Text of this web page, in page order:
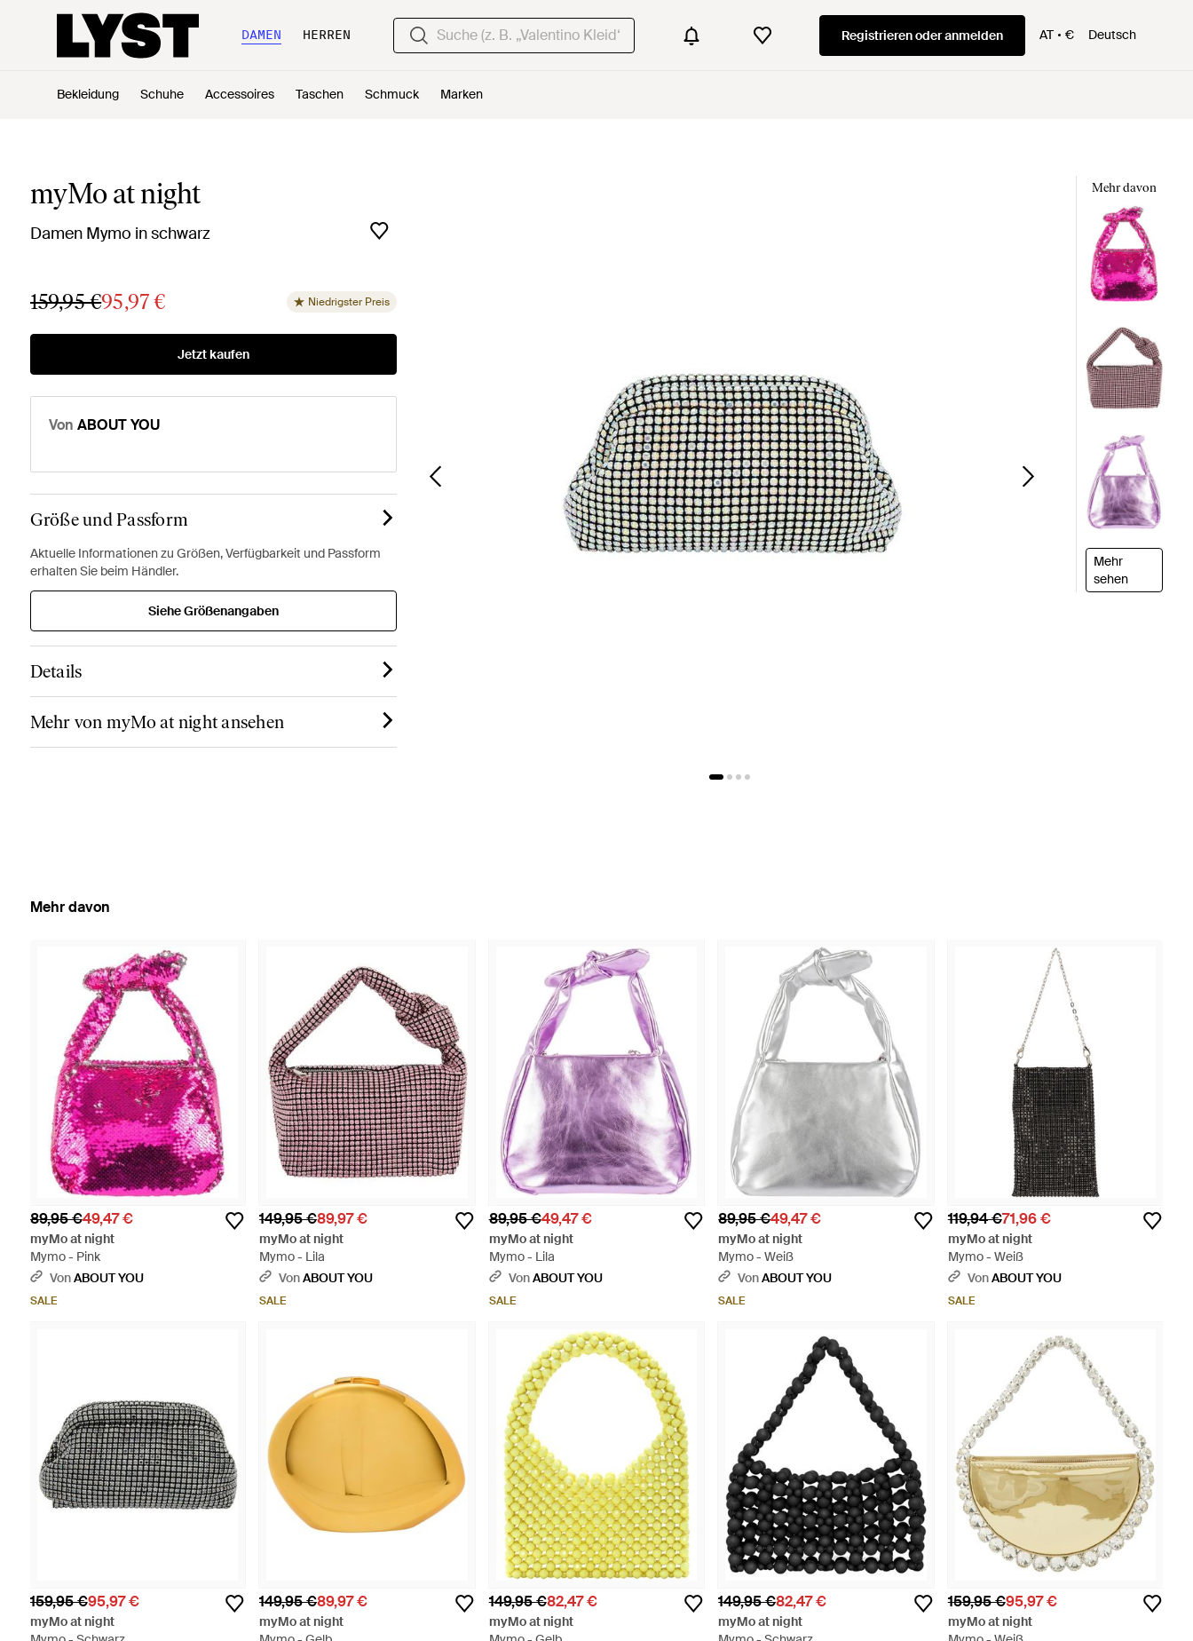
DAMEN HERREN Registrieren oder anmelden AT € Deutsch
Bekleidung Schuhe Accessoires Taschen Schmuck Marken
myMo at night
Damen Mymo in schwarz
159,95 €95,97 € Niedrigster Preis
Jetzt kaufen
Von ABOUT YOU
Größe und Passform
Aktuelle Informationen zu Größen, Verfügbarkeit und Passform
erhalten Sie beim Händler.
Siehe Größenangaben
Details
Mehr von myMo at night ansehen
Mehr davon
Mehr
sehen
Mehr davon
89,95 €49,47 €
myMo at night
Mymo - Pink
VonABOUT YOU
SALE
149,95 €89,97 €
myMo at night
Mymo - Lila
VonABOUT YOU
SALE
89,95 €49,47 €
myMo at night
Mymo - Lila
VonABOUT YOU
SALE
89,95 €49,47 €
myMo at night
Mymo - Weiß
VonABOUT YOU
SALE
119,94 €71,96 €
myMo at night
Mymo - Weiß
VonABOUT YOU
SALE
159,95 €95,97 €
myMo at night
149,95 €89,97 €
myMo at night
149,95 €82,47 €
myMo at night
149,95 €82,47 €
myMo at night
159,95 €95,97 €
myMo at night